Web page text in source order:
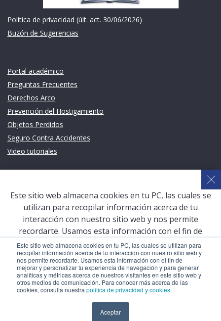
Este sitio web almacena cookies en tu PC, las cuales se utilizan para
recopilar información acerca de tu interacción con nuestro sitio web y
nos permite recordarte. Usamos esta información con el fin de
mejorar y personalizar tu experiencia de navegación y para generar
analíticas y métricas acerca de nuestros visitantes en este sitio web y
otros medios de comunicación. Para conocer más acerca de las
cookies, consulta nuestra política de privacidad y cookies.
Aceptar
Política de privacidad (últ. act. 30/06/2026)
Buzón de Sugerencias
Portal académico
Preguntas Frecuentes
Derechos Arco
Prevención del Hostigamiento
Objetos Perdidos
Seguro Contra Accidentes
Video tutoriales
Sistema de Gestión Académica (SGA)
Defensoría Universitaria
Terceros vinculados
San Pablo Mail
Aula Virtual Pregrado
Aula Virtual Postgrado
COPYRIGHT © 2026 Universidad Católica San Pablo – RUC:
Este sitio web almacena cookies en tu PC, las cuales se
utilizan para recopilar información acerca de tu
interacción con nuestro sitio web y nos permite
recordarte. Usamos esta información con el fin de
mejorar y personalizar tu experiencia de navegación y
para generar analíticas y métricas acerca de nuestros
visitantes en este sitio web y otros medios de
comunicación. Para conocer más acerca de las cookies,
consulta nuestrapolítica de privacidad y cookies
Aceptar